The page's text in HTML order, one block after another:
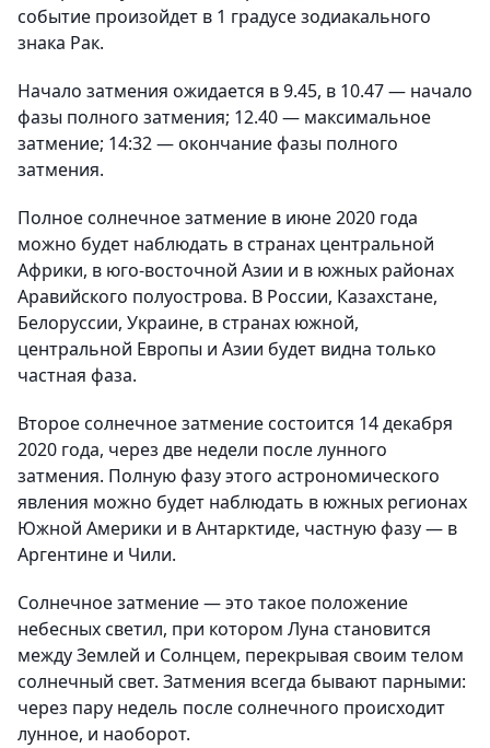
событие произойдет в 1 градусе зодиакального
знака Рак.
Начало затмения ожидается в 9.45, в 10.47 — начало
фазы полного затмения; 12.40 — максимальное
затмение; 14:32 — окончание фазы полного
затмения.
Полное солнечное затмение в июне 2020 года
можно будет наблюдать в странах центральной
Африки, в юго-восточной Азии и в южных районах
Аравийского полуострова. В России, Казахстане,
Белоруссии, Украине, в странах южной,
центральной Европы и Азии будет видна только
частная фаза.
Второе солнечное затмение состоится 14 декабря
2020 года, через две недели после лунного
затмения. Полную фазу этого астрономического
явления можно будет наблюдать в южных регионах
Южной Америки и в Антарктиде, частную фазу — в
Аргентине и Чили.
Солнечное затмение — это такое положение
небесных светил, при котором Луна становится
между Землей и Солнцем, перекрывая своим телом
солнечный свет. Затмения всегда бывают парными:
через пару недель после солнечного происходит
лунное, и наоборот.